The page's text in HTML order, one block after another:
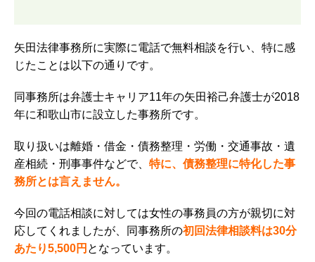
矢田法律事務所に実際に電話で無料相談を行い、特に感
じたことは以下の通りです。
同事務所は弁護士キャリア11年の矢田裕己弁護士が2018
年に和歌山市に設立した事務所です。
取り扱いは離婚・借金・債務整理・労働・交通事故・遺
産相続・刑事事件などで、 特に、債務整理に特化した事
務所とは言えません。
今回の電話相談に対しては女性の事務員の方が親切に対
応してくれましたが、同事務所の初回法律相談料は30分
あたり5,500円 となっています。